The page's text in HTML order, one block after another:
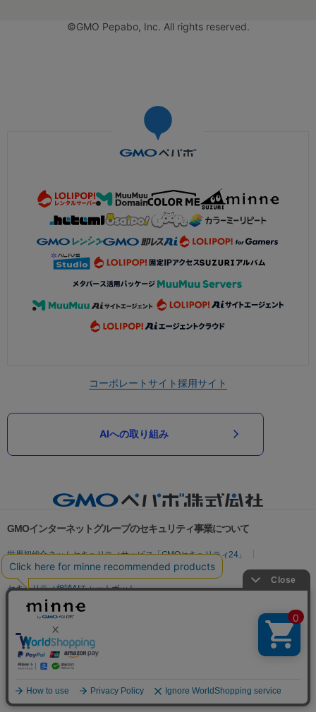
©GMO Pepabo, Inc. All rights reserved.
コーポレートサイト採用サイト
AIへの取り組み
GMOインターネットグループのセキュリティ事業について
世界初総合ネットセキュリティサービス「GMOセキュリティ24」
パスワード漏洩診断
Webサイトリスク診断
セキュリティ相談AIチャットボット
実在証明・盗聴対策
サイバー攻撃対策（GMO Flatt Security）
セキュリティ事業の軌跡